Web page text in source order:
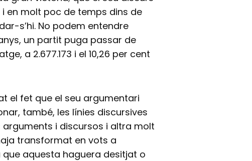
en molt poc de temps dins de
s’hi. No podem entendre
un partit puga passar de
a 2.677.173 i el 10,26 per cent
el fet que el seu argumentari
també, les línies discursives
arguments i discursos i altra molt
transformat en vots a
que aquesta haguera desitjat o